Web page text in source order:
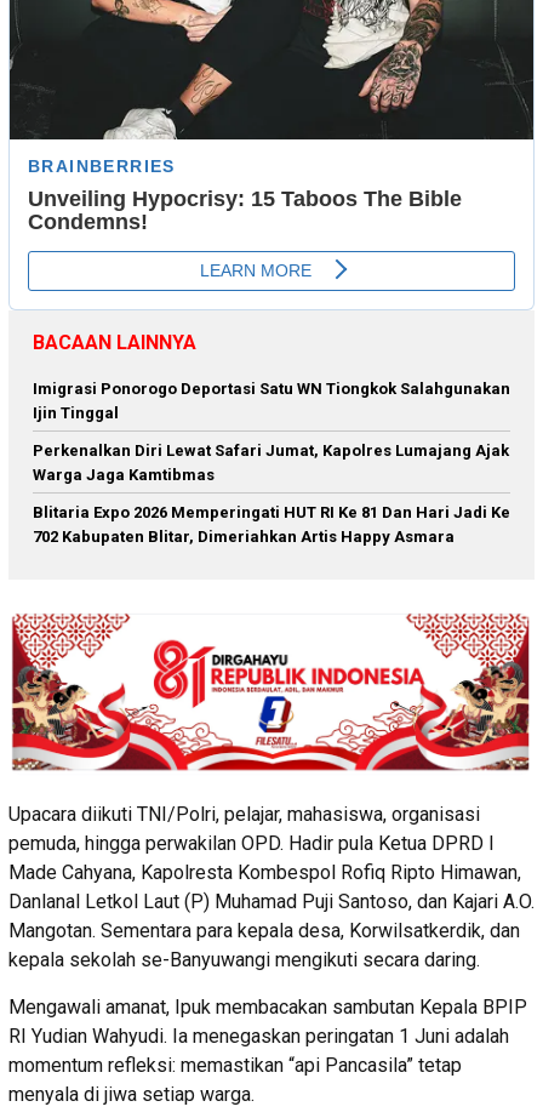
BACAAN LAINNYA
Imigrasi Ponorogo Deportasi Satu WN Tiongkok Salahgunakan
Ijin Tinggal
Perkenalkan Diri Lewat Safari Jumat, Kapolres Lumajang Ajak
Warga Jaga Kamtibmas
Blitaria Expo 2026 Memperingati HUT RI Ke 81 Dan Hari Jadi Ke
702 Kabupaten Blitar, Dimeriahkan Artis Happy Asmara
Upacara diikuti TNI/Polri, pelajar, mahasiswa, organisasi
pemuda, hingga perwakilan OPD. Hadir pula Ketua DPRD I
Made Cahyana, Kapolresta Kombespol Rofiq Ripto Himawan,
Danlanal Letkol Laut (P) Muhamad Puji Santoso, dan Kajari A.O.
Mangotan. Sementara para kepala desa, Korwilsatkerdik, dan
kepala sekolah se-Banyuwangi mengikuti secara daring.
Mengawali amanat, Ipuk membacakan sambutan Kepala BPIP
RI Yudian Wahyudi. Ia menegaskan peringatan 1 Juni adalah
momentum refleksi: memastikan “api Pancasila” tetap
menyala di jiwa setiap warga.